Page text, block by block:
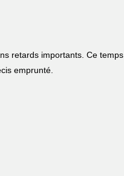
retards importants. Ce temps
emprunté.